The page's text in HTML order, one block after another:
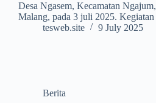
Desa Ngasem, Kecamatan
Malang, pada 3 juli 2025.
tesweb.site
9 July 2025
Berita